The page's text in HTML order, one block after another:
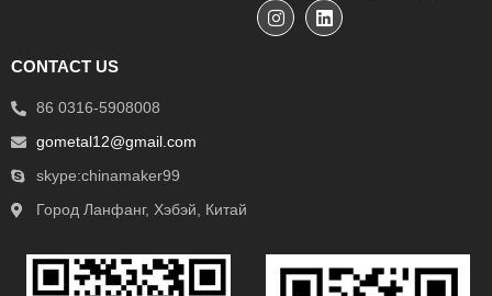
CONTACT US
86 0316-5908008
gometal12@gmail.com
skype:chinamaker99
Город Ланфанг, Хэбэй, Китай